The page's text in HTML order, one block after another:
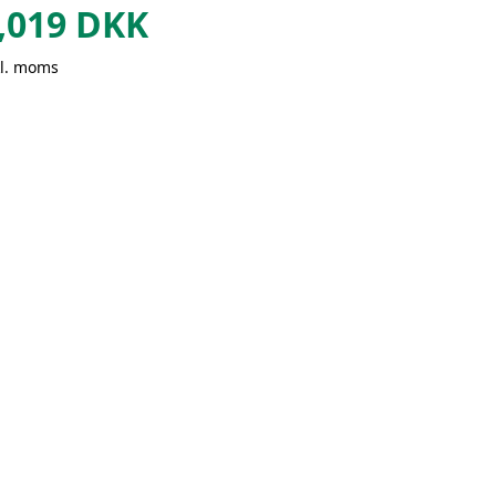
DKK
moms